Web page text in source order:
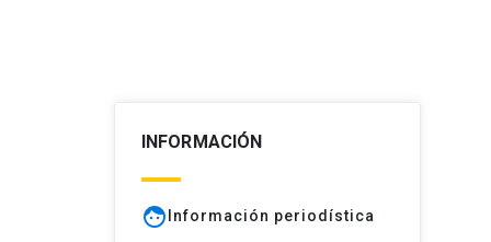
INFORMACIÓN
face Información periodística